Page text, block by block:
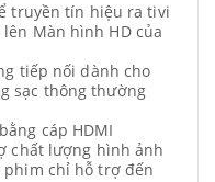
truyền tín hiệu ra tivi
Màn hình HD của
tiếp nối dành cho
sạc thông thường
cáp HDMI
chất lượng hình ảnh
phim chỉ hỗ trợ đến